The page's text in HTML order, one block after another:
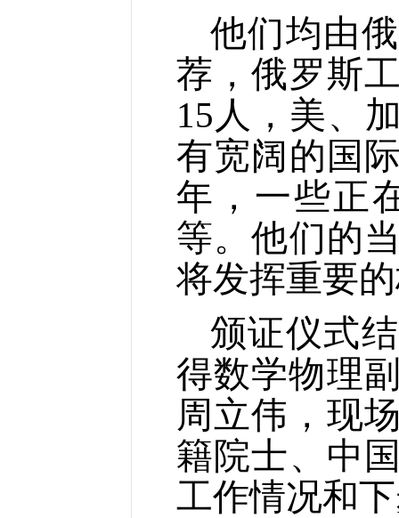
他们均由
荐，俄罗斯
15人，美、
有宽阔的国
年，一些正
等。他们的
将发挥重要
颁证仪式
得数学物理
周立伟，现
籍院士、中
工作情况和